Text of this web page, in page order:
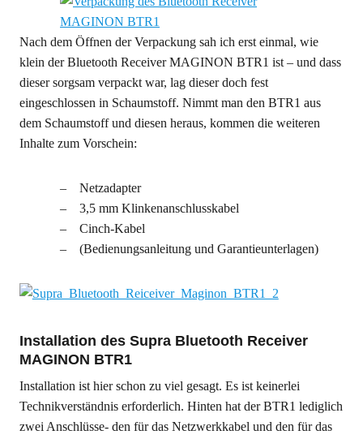
Nach dem Öffnen der Verpackung sah ich erst einmal, wie
klein der Bluetooth Receiver MAGINON BTR1 ist – und dass
dieser sorgsam verpackt war, lag dieser doch fest
eingeschlossen in Schaumstoff. Nimmt man den BTR1 aus
dem Schaumstoff und diesen heraus, kommen die weiteren
Inhalte zum Vorschein:
Netzadapter
3,5 mm Klinkenanschlusskabel
Cinch-Kabel
(Bedienungsanleitung und Garantieunterlagen)
Installation des Supra Bluetooth Receiver
MAGINON BTR1
Installation ist hier schon zu viel gesagt. Es ist keinerlei
Technikverständnis erforderlich. Hinten hat der BTR1 lediglich
zwei Anschlüsse- den für das Netzwerkkabel und den für das